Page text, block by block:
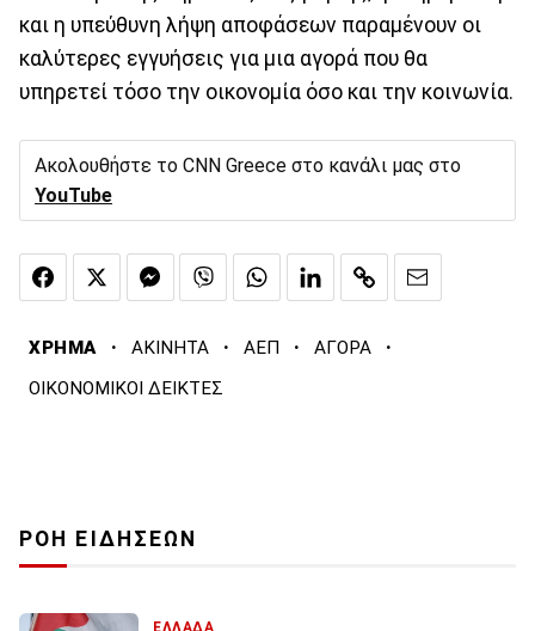
και η υπεύθυνη λήψη αποφάσεων παραμένουν οι
καλύτερες εγγυήσεις για μια αγορά που θα
υπηρετεί τόσο την οικονομία όσο και την κοινωνία.
Ακολουθήστε το CNN Greece στο κανάλι μας στο
YouTube
ΧΡΗΜΑ · ΑΚΙΝΗΤΑ · ΑΕΠ · ΑΓΟΡΑ ·
ΟΙΚΟΝΟΜΙΚΟΙ ΔΕΙΚΤΕΣ
ΡΟΗ ΕΙΔΗΣΕΩΝ
ΕΛΛΑΔΑ